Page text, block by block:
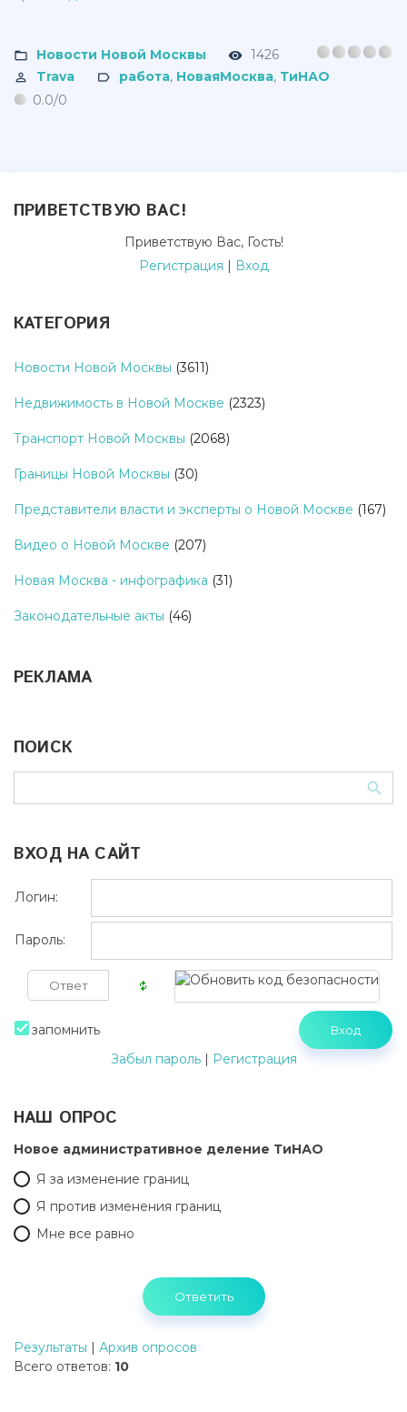
Новости Новой Москвы
1426
Trava
работа, НоваяМосква, ТиНАО
0.0/0
ПРИВЕТСТВУЮ ВАС!
Приветствую Вас, Гость!
Регистрация | Вход
КАТЕГОРИЯ
Новости Новой Москвы (3611)
Недвижимость в Новой Москве (2323)
Транспорт Новой Москвы (2068)
Границы Новой Москвы (30)
Представители власти и эксперты о Новой Москве (167)
Видео о Новой Москве (207)
Новая Москва - инфографика (31)
Законодательные акты (46)
РЕКЛАМА
ПОИСК
ВХОД НА САЙТ
Логин:
Пароль:
запомнить
Забыл пароль| Регистрация
НАШ ОПРОС
Новое административное деление ТиНАО
Я за изменение границ
Я против изменения границ
Мне все равно
Результаты | Архив опросов
Всего ответов: 10